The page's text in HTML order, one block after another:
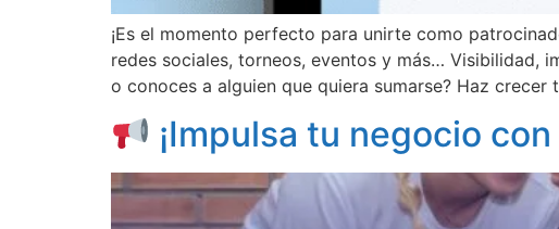
¡Es el momento perfecto para unirte como
redes sociales, torneos, eventos y más… Visibilidad,
o conoces a alguien que quiera sumarse? Haz
¡Impulsa tu negocio